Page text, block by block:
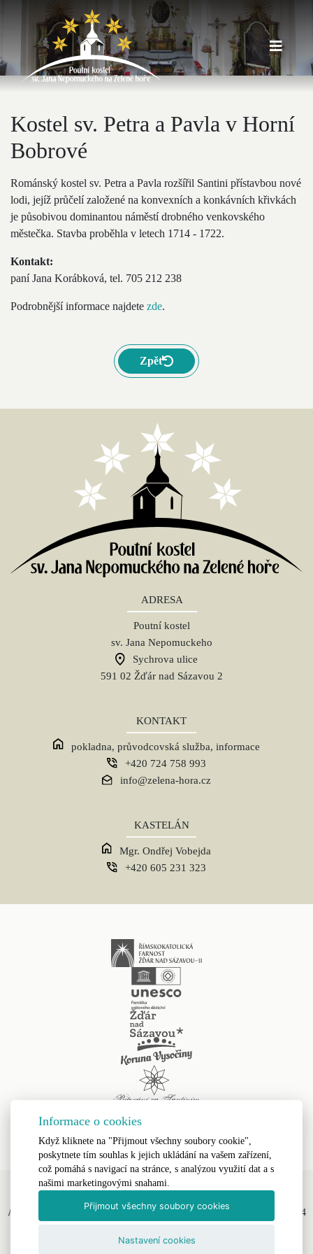
Kostel sv. Petra a Pavla v Horní
Bobrové
Románský kostel sv. Petra a Pavla rozšířil Santini přístavbou nové
lodi, jejíž průčelí založené na konvexních a konkávních křivkách
je působivou dominantou náměstí drobného venkovského
městečka. Stavba proběhla v letech 1714 - 1722.
Kontakt:
paní Jana Korábková, tel. 705 212 238
Podrobnější informace najdete zde.
Zpět
ADRESA
Poutní kostel
sv. Jana Nepomuckeho
Sychrova ulice
591 02 Žďár nad Sázavou 2
KONTAKT
pokladna, průvodcovská služba, informace
+420 724 758 993
info@zelena-hora.cz
KASTELÁN
Mgr. Ondřej Vobejda
+420 605 231 323
All Rights Reserved, Římskokatolická farnost Žďár nad Sázavou II © 2024
Mapa Stránek |Prohlášení o Přístupnosti
Informace o cookies
Když kliknete na "Přijmout všechny soubory cookie",
poskytnete tím souhlas k jejich ukládání na vašem zařízení,
což pomáhá s navigací na stránce, s analýzou využití dat a s
našimi marketingovými snahami.
Přijmout všechny soubory cookies
Nastavení cookies